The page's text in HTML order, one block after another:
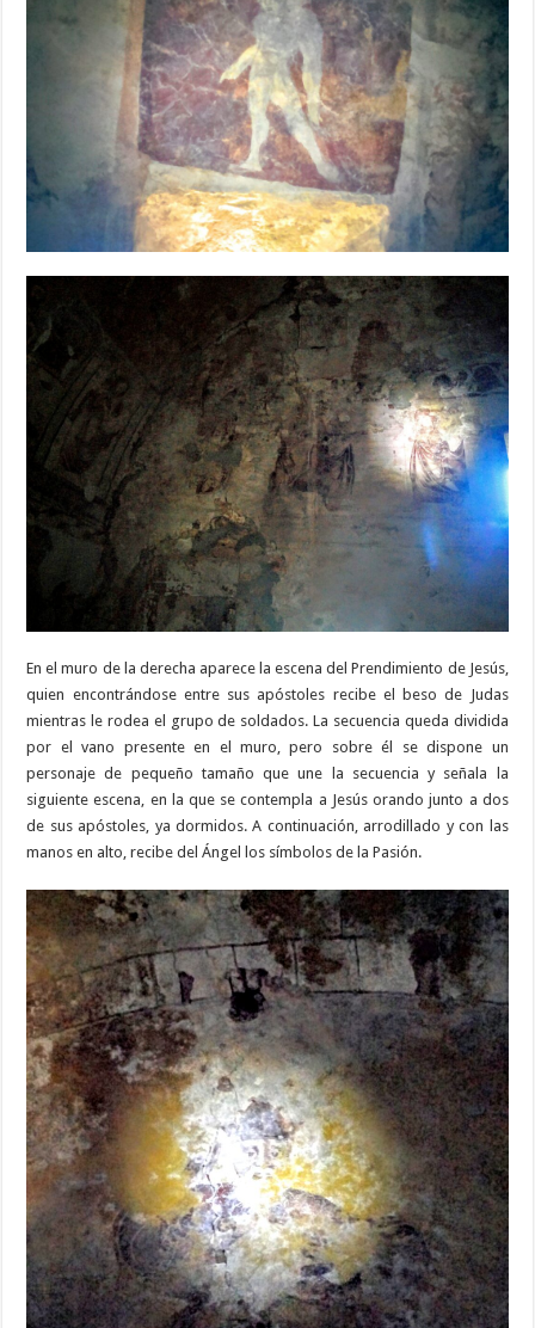
En el muro de la derecha aparece la escena del Prendimiento de Jesús,
quien encontrándose entre sus apóstoles recibe el beso de Judas
mientras le rodea el grupo de soldados. La secuencia queda dividida
por el vano presente en el muro, pero sobre él se dispone un
personaje de pequeño tamaño que une la secuencia y señala la
siguiente escena, en la que se contempla a Jesús orando junto a dos
de sus apóstoles, ya dormidos. A continuación, arrodillado y con las
manos en alto, recibe del Ángel los símbolos de la Pasión.